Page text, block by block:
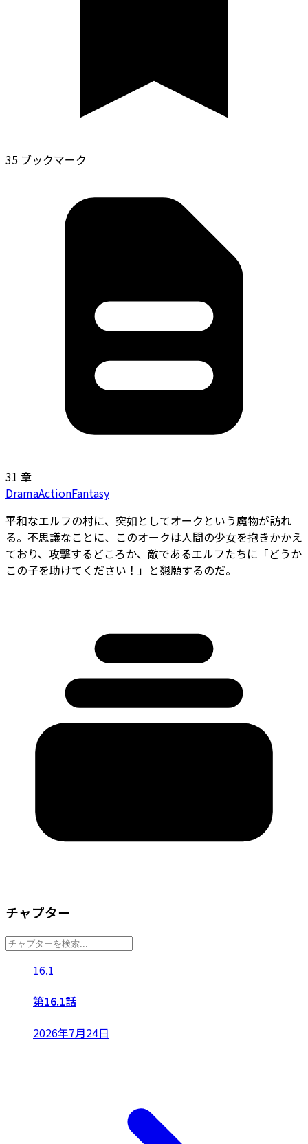
35 ブックマーク
31 章
DramaActionFantasy
平和なエルフの村に、突如としてオークという魔物が訪れ
る。不思議なことに、このオークは人間の少女を抱きかかえ
ており、攻撃するどころか、敵であるエルフたちに「どうか
この子を助けてください！」と懇願するのだ。
チャプター
16.1
第16.1話
2026年7月24日